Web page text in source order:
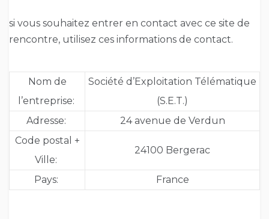
si vous souhaitez entrer en contact avec ce site de
rencontre, utilisez ces informations de contact.
Nom de
l’entreprise:
Société d’Exploitation Télématique
(S.E.T.)
Adresse:
24 avenue de Verdun
Code postal +
Ville:
24100 Bergerac
Pays: France